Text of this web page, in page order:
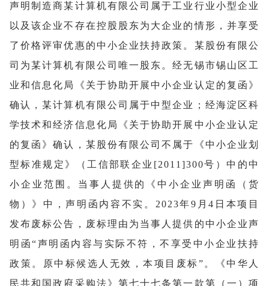
声明制造商某计算机有限公司属于工业行业小型企业
以及该企业不存在控股股东为大企业的情形，并享受
了价格评审优惠的中小企业扶持政策。某股份有限公
司为某计算机有限公司唯一股东。经无锡市锡山区工
业和信息化局《关于协助开展中小企业认定的复函》
确认，某计算机有限公司属于中型企业；经海淀区科
学技术和经济信息化局《关于协助开展中小企业认定
的复函》确认，某股份有限公司不属于《中小企业划
型标准规定》（工信部联企业[2011]300号）中的中
小企业范围。当事人提供的《中小企业声明函（货
物）》中，声明函内容不实。2023年9月4日本项目
发布废标公告，废标理由为当事人提供的中小企业声
明函“声明函内容与实际不符，不享受中小企业扶持
政策。原中标候选人无效，本项目废标”。《中华人
民共和国政府采购法》第七十七条第一款第（一）项